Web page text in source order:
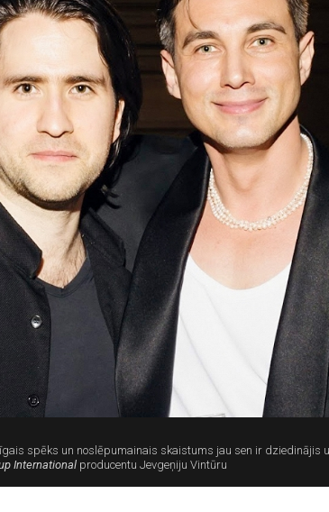
spēks un noslēpumainais skaistums jau sen ir dziedinājis
International producentu Jevgeņiju Vintūru